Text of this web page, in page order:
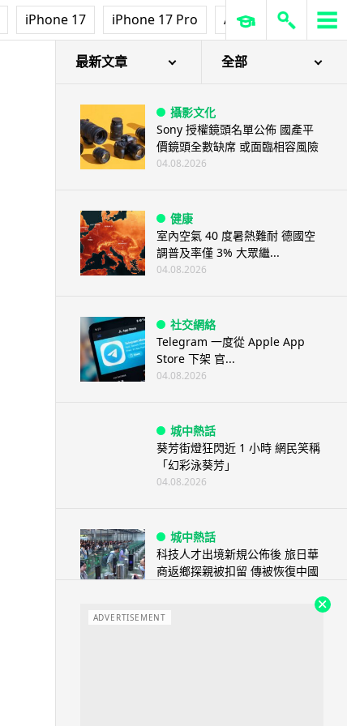
iPhone 17 iPhone 17 Pro AirPods Pro 3
最新文章 全部
攝影文化
Sony 授權鏡頭名單公佈 國產平
價鏡頭全數缺席 或面臨相容風險
04.08.2026
健康
室內空氣 40 度暑熱難耐 德國空
調普及率僅 3% 大眾繼...
04.08.2026
社交網絡
Telegram 一度從 Apple App
Store 下架 官...
04.08.2026
城中熱話
葵芳街燈狂閃近 1 小時 網民笑稱
「幻彩泳葵芳」
04.08.2026
城中熱話
科技人才出境新規公佈後 旅日華
商返鄉探親被扣留 傳被恢復中國
ADVERTISEMENT